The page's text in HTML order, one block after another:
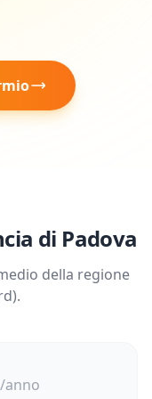
di Padova
della regione
).
anno